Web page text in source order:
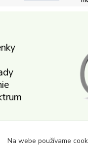
Na webe používame